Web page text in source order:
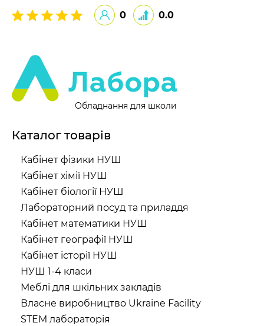
0
0.0
Обладнання для школи
Каталог товарів
Кабінет фізики НУШ
Кабінет хімії НУШ
Кабінет біології НУШ
Лабораторний посуд та приладдя
Кабінет математики НУШ
Кабінет географії НУШ
Кабінет історії НУШ
НУШ 1-4 класи
Меблі для шкільних закладів
Власне виробництво Ukraine Facility
STEM лабораторія